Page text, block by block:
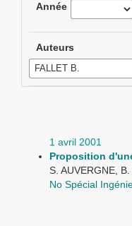
Année
Auteurs
1 avril 2001
Proposition
S. AUVERGNE,
No Spécial